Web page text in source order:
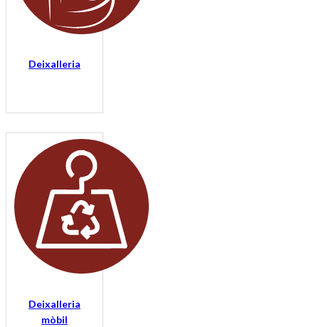
Deixalleria
Deixalleria
mòbil